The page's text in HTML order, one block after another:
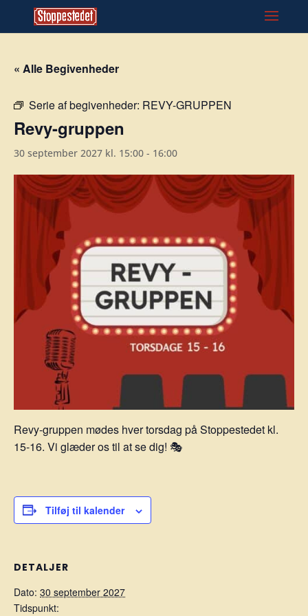
« Alle Begivenheder
Serie af begivenheder: REVY-GRUPPEN
Revy-gruppen
30 september 2027 kl. 15:00 - 16:00
Revy-gruppen mødes hver torsdag på Stoppestedet kl.
15-16. Vi glæder os til at se dig! 🎭
Tilføj til kalender
DETALJER
Dato: 30 september 2027
Tidspunkt: